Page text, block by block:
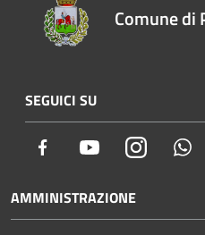
Comune di
SEGUICI SU
Facebook YoutubeInstagram
AMMINISTRAZIONE